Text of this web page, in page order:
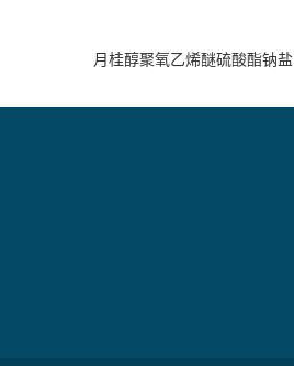
月桂醇聚氧乙烯醚硫酸酯钠盐